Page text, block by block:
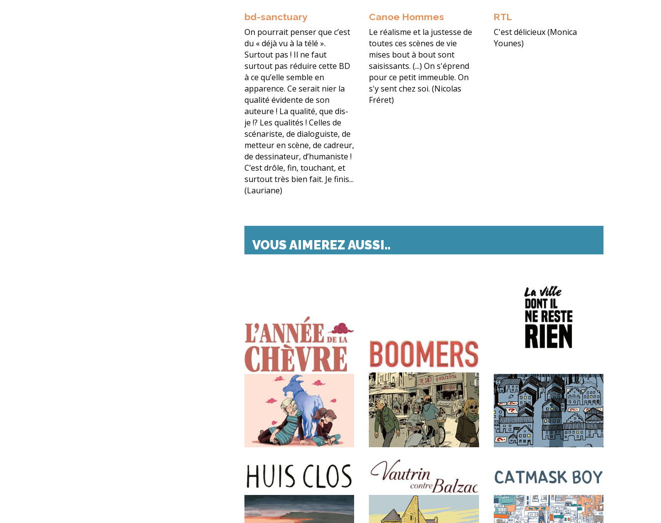
bd-sanctuary
On pourrait penser que c’est
du « déjà vu à la télé ».
Surtout pas ! Il ne faut
surtout pas réduire cette BD
à ce qu’elle semble en
apparence. Ce serait nier la
qualité évidente de son
auteure ! La qualité, que dis-
je !? Les qualités ! Celles de
scénariste, de dialoguiste, de
metteur en scène, de cadreur,
de dessinateur, d’humaniste !
C’est drôle, fin, touchant, et
surtout très bien fait. Je finis...
(Lauriane)
Canoe Hommes
Le réalisme et la justesse de
toutes ces scènes de vie
mises bout à bout sont
saisissants. (...) On s'éprend
pour ce petit immeuble. On
s'y sent chez soi. (Nicolas
Fréret)
RTL
C'est délicieux (Monica
Younes)
VOUS AIMEREZ AUSSI..